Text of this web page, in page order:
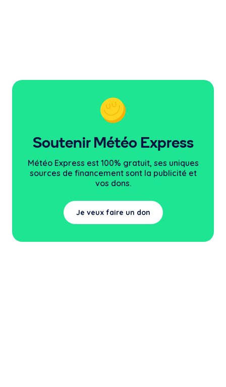
Soutenir Météo Express
Météo Express est 100% gratuit, ses uniques
sources de financement sont la publicité et
vos dons.
Je veux faire un don